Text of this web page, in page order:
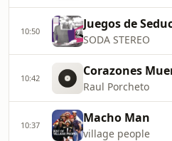
10:50 Juegos de
SODA STEREO
10:42 Corazones
Raul Porcheto
10:37 Macho Man
village people